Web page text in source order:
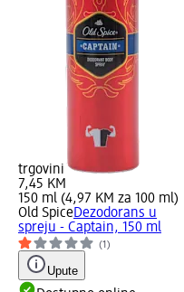
trgovini
7,45 KM
150 ml (4,97 KM za 100 ml)
Old SpiceDezodorans u
spreju - Captain, 150 ml
(1)
Upute